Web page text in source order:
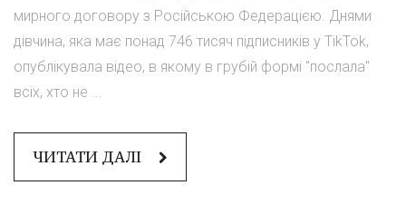
мирного договору з Російською Федерацією. Днями
дівчина, яка має понад 746 тисяч підписників у TikTok,
опублікувала відео, в якому в грубій формі "послала"
всіх, хто не ...
ЧИТАТИ ДАЛІ